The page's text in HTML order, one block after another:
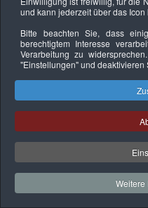
Datenschutzerklärung
Copyright © 2026.
Sachverständiger und
und kann jederzeit über das
Bitte beachten Sie, dass
berechtigtem Interesse
Verarbeitung zu
"Einstellungen"und deaktivieren
Weitere